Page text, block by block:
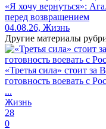
«Я хочу вернуться»:
перед возвращением
04.08.26, Жизнь
Другие материалы
«Третья сила» стоит
готовность воевать с
...
Жизнь
28
0